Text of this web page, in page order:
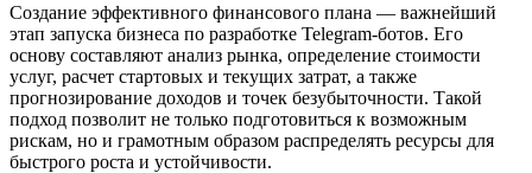
Создание эффективного финансового плана — важнейший
этап запуска бизнеса по разработке Telegram-ботов. Его
основу составляют анализ рынка, определение стоимости
услуг, расчет стартовых и текущих затрат, а также
прогнозирование доходов и точек безубыточности. Такой
подход позволит не только подготовиться к возможным
рискам, но и грамотным образом распределять ресурсы для
быстрого роста и устойчивости.